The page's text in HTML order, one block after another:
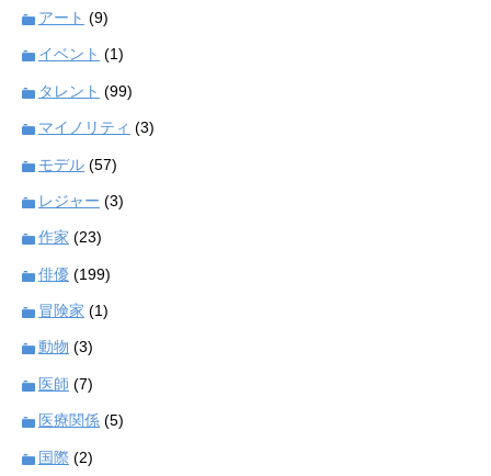
アート (9)
イベント (1)
タレント (99)
マイノリティ (3)
モデル (57)
レジャー (3)
作家 (23)
俳優 (199)
冒険家 (1)
動物 (3)
医師 (7)
医療関係 (5)
国際 (2)